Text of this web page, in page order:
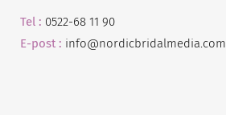
Tel : 0522-68 11 90
E-post : info@nordicbridalmedia.com